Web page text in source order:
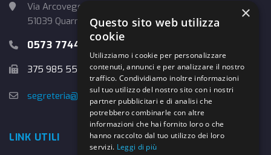
Via Arcoveggio, 4
51039 Quarrata (PT)
0573 774457
375 985 5526
segreteria@danybasket.it
LINK UTILI
×
Questo sito web utilizza
cookie
Utilizziamo i cookie per personalizzare
contenuti, annunci e per analizzare il nostro
traffico. Condividiamo inoltre informazioni
sul tuo utilizzo del nostro sito con i nostri
partner pubblicitari e di analisi che
potrebbero combinarle con altre
informazioni che hai fornito loro o che
hanno raccolto dal tuo utilizzo dei loro
servizi. Leggi di più